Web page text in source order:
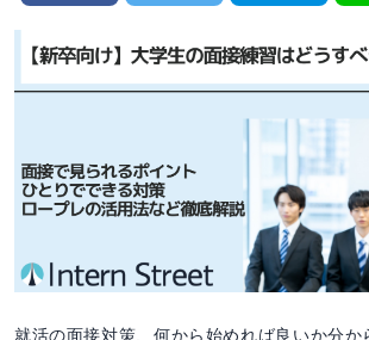
就活の面接対策、何から始めれば良いか分か